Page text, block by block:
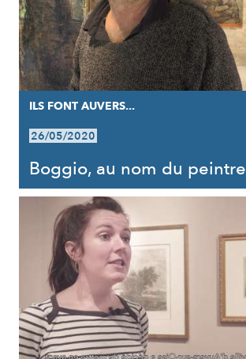
ILS FONT AUVERS...
26/05/2020
Boggio, au nom du peintre